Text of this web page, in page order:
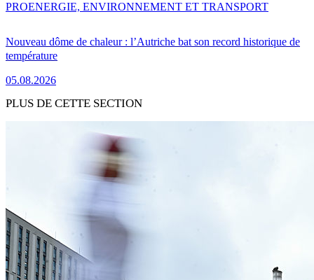
Nouveau dôme de chaleur : l’Autriche bat son record historique de
température
05.08.2026
PROENERGIE, ENVIRONNEMENT ET TRANSPORT
PLUS DE CETTE SECTION